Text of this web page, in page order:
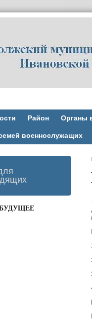
Район Органы
военнослужащих